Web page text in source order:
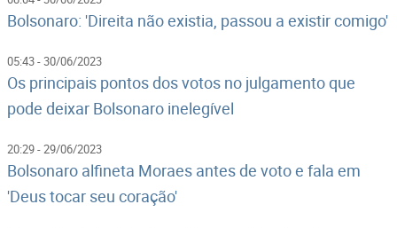
Bolsonaro: 'Direita não existia, passou a existir comigo'
05:43 - 30/06/2023
Os principais pontos dos votos no julgamento que
pode deixar Bolsonaro inelegível
20:29 - 29/06/2023
Bolsonaro alfineta Moraes antes de voto e fala em
'Deus tocar seu coração'